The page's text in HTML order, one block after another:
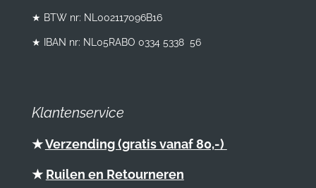
★ BTW nr: NL002117096B16
★ IBAN nr: NL05RABO 0334 5338 56
Klantenservice
★Verzending (gratis vanaf 80,-)
★ Ruilen en Retourneren